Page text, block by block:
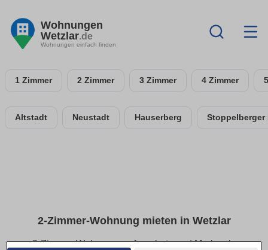
Wohnungen
Wetzlar.de
Wohnungen einfach finden
1 Zimmer 2 Zimmer 3 Zimmer 4 Zimmer
Altstadt Neustadt Hauserberg Stoppelberger
2-Zimmer-Wohnung mieten in Wetzlar
2-Zimmer-Wohnungen: Angebote und Merkmale